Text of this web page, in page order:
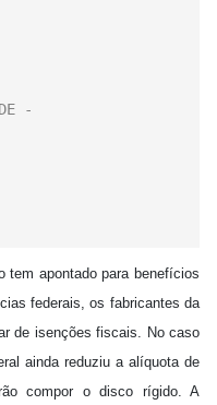
tem apontado para benefícios
federais, os fabricantes da
de isenções fiscais. No caso
ainda reduziu a alíquota de
compor o disco rígido. A